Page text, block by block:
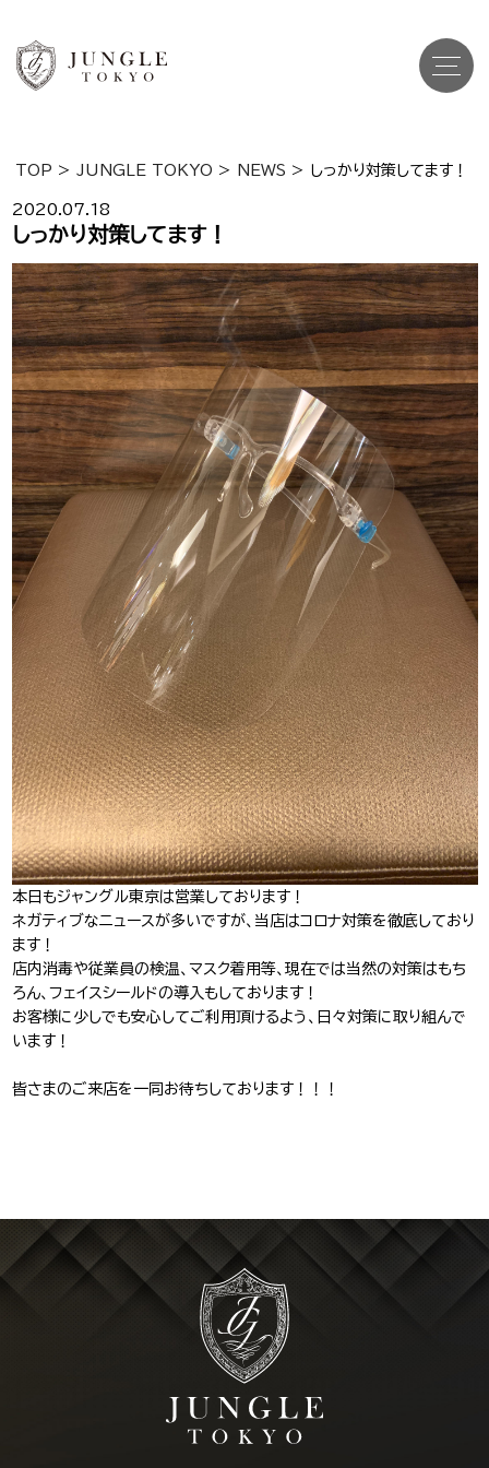
Gravure グラビア
Recruit Cast キャスト求人
Recruit Staff スタッフ求人
Shop Info 店舗一覧
J-Tokyo
Entertainment
プロダクション事業
TOP > JUNGLE TOKYO > NEWS > しっかり対策してます！
2020.07.18
しっかり対策してます！
本日もジャングル東京は営業しております！
ネガティブなニュースが多いですが、当店はコロナ対策を徹底しており
ます！
店内消毒や従業員の検温、マスク着用等、現在では当然の対策はもち
ろん、フェイスシールドの導入もしております！
お客様に少しでも安心してご利用頂けるよう、日々対策に取り組んで
います！
皆さまのご来店を一同お待ちしております！！！